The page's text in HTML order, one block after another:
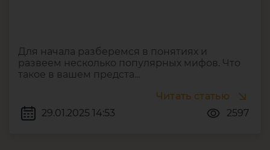
Для начала разберемся в понятиях и
развеем несколько популярных мифов. Что
такое в вашем предста...
Читать статью
29.01.2025 14:53
2597